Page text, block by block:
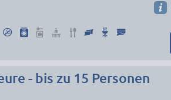
- bis zu 15 Personen